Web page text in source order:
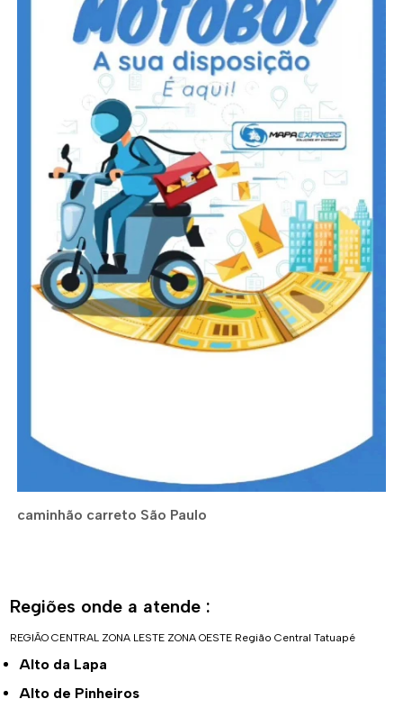
caminhão carreto São Paulo
Regiões onde a atende :
REGIÃO CENTRAL ZONA LESTE ZONA OESTE Região Central Tatuapé
Alto da Lapa
Alto de Pinheiros